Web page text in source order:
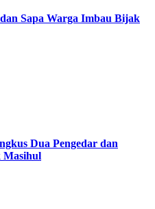
Sapa Warga Imbau Bijak
Dua Pengedar dan
Masihul